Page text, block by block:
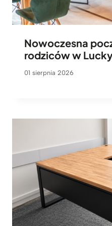
Nowoczesna
rodziców w
01 sierpnia 2026